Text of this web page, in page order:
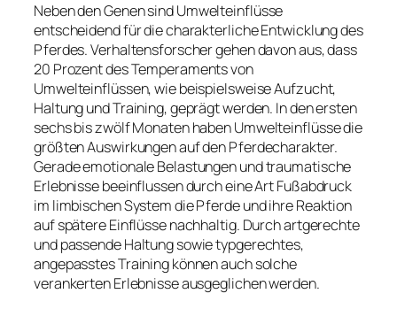
Neben den Genen sind Umwelteinflüsse
entscheidend für die charakterliche Entwicklung des
Pferdes. Verhaltensforscher gehen davon aus, dass
20 Prozent des Temperaments von
Umwelteinflüssen, wie beispielsweise Aufzucht,
Haltung und Training, geprägt werden. In den ersten
sechs bis zwölf Monaten haben Umwelteinflüsse die
größten Auswirkungen auf den Pferdecharakter.
Gerade emotionale Belastungen und traumatische
Erlebnisse beeinflussen durch eine Art Fußabdruck
im limbischen System die Pferde und ihre Reaktion
auf spätere Einflüsse nachhaltig. Durch artgerechte
und passende Haltung sowie typgerechtes,
angepasstes Training können auch solche
verankerten Erlebnisse ausgeglichen werden.